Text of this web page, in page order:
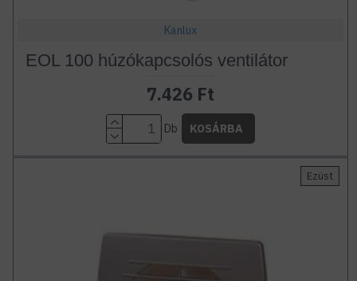
Kanlux
EOL 100 húzókapcsolós ventilátor
7.426 Ft
Db KOSÁRBA
Ezüst